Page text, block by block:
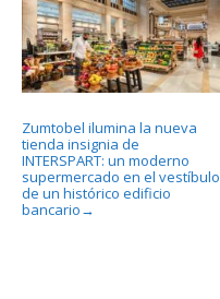
Zumtobel ilumina la nueva
tienda insignia de
INTERSPART: un moderno
supermercado en el vestíbulo
de un histórico edificio
bancario →